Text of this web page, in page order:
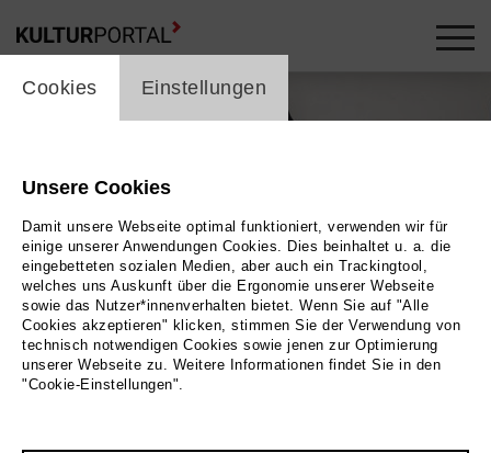
cookie_layer
Cookies Einstellungen
Unsere Cookies
Damit unsere Webseite optimal funktioniert, verwenden wir für
einige unserer Anwendungen Cookies. Dies beinhaltet u. a. die
eingebetteten sozialen Medien, aber auch ein Trackingtool,
welches uns Auskunft über die Ergonomie unserer Webseite
sowie das Nutzer*innenverhalten bietet. Wenn Sie auf "Alle
Cookies akzeptieren" klicken, stimmen Sie der Verwendung von
technisch notwendigen Cookies sowie jenen zur Optimierung
unserer Webseite zu. Weitere Informationen findet Sie in den
"Cookie-Einstellungen".